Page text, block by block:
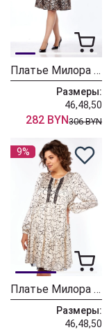
Платье Милора Стиль 1137 серый леопард
Размеры:
46,48,50
282 BYN306 BYN
9%
Платье Милора Стиль 1035 молочный + разводы
Размеры:
46,48,50